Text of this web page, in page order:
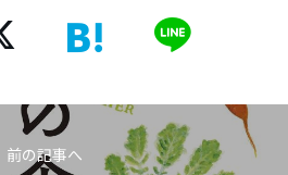
前の記事へ